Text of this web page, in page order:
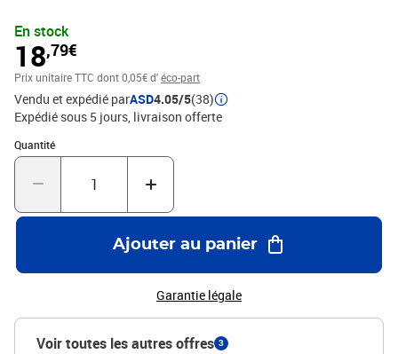
En stock
18,79€
Prix unitaire TTC dont 0,05€ d'éco-part
Vendu et expédié parASD4.05/5(38)
Expédié sous 5 jours livraison offerte
Quantité
Quantité : 1
Ajouter au panier
Garantie légale
Voir toutes les autres offres 3